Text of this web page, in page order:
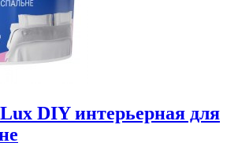
DIY интерьерная для